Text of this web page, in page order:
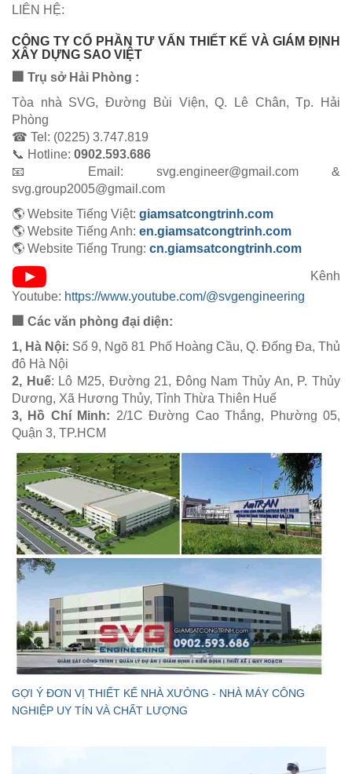
LIÊN HỆ:
CÔNG TY CỔ PHẦN TƯ VẤN THIẾT KẾ VÀ GIÁM ĐỊNH
XÂY DỰNG SAO VIỆT
🏢 Trụ sở Hải Phòng :
Tòa nhà SVG, Đường Bùi Viện, Q. Lê Chân, Tp. Hải
Phòng
☎ Tel: (0225) 3.747.819
📞 Hotline: 0902.593.686
📧 Email: svg.engineer@gmail.com &
svg.group2005@gmail.com
🌎 Website Tiếng Việt: giamsatcongtrinh.com
🌎 Website Tiếng Anh: en.giamsatcongtrinh.com
🌎 Website Tiếng Trung: cn.giamsatcongtrinh.com
Kênh
Youtube: https://www.youtube.com/@svgengineering
🏢 Các văn phòng đại diện:
1, Hà Nội: Số 9, Ngõ 81 Phố Hoàng Cầu, Q. Đống Đa, Thủ
đô Hà Nội
2, Huế: Lô M25, Đường 21, Đông Nam Thủy An, P. Thủy
Dương, Xã Hương Thủy, Tỉnh Thừa Thiên Huế
3, Hồ Chí Minh: 2/1C Đường Cao Thắng, Phường 05,
Quận 3, TP.HCM
GỢI Ý ĐƠN VỊ THIẾT KẾ NHÀ XƯỞNG - NHÀ MÁY CÔNG
NGHIỆP UY TÍN VÀ CHẤT LƯỢNG